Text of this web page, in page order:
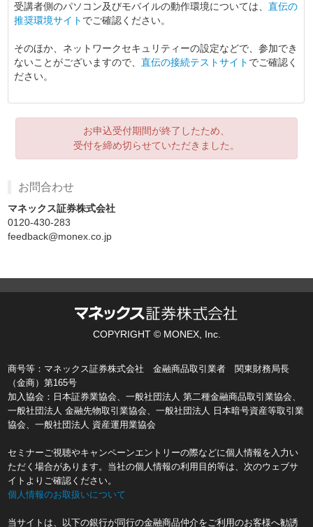
受講者側のパソコン及びモバイルの動作環境については、直伝の
推奨環境サイト でご確認ください。
そのほか、ネットワークセキュリティーの設定などで、参加でき
ないことがございますので、直伝の接続テストサイト でご確認く
ださい。
お申込受付期間が終了したため、
受付を締め切らせていただきました。
お問合わせ
マネックス証券株式会社
0120-430-283
feedback@monex.co.jp
COPYRIGHT © MONEX, Inc.
商号等：マネックス証券株式会社 金融商品取引業者 関東財務局長
（金商）第165号
加入協会：日本証券業協会、一般社団法人 第二種金融商品取引業協会、
一般社団法人 金融先物取引業協会、一般社団法人 日本暗号資産等取引業
協会、一般社団法人 資産運用業協会
セミナーご視聴やキャンペーンエントリーの際などに個人情報を入力い
ただく場合があります。当社の個人情報の利用目的等は、次のウェブサ
イトよりご確認ください。
個人情報のお取扱いについて
当サイトは、以下の銀行が同行の金融商品仲介をご利用のお客様へ勧誘